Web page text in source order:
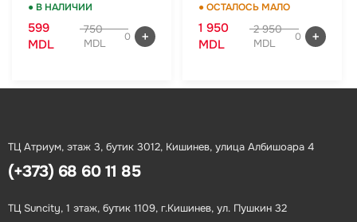
● В НАЛИЧИИ
599
MDL
750
MDL
0
● ОСТАЛОСЬ МАЛО
1 950
MDL
2 950
MDL
0
ТЦ Атриум, этаж 3, бутик 3012, Кишинев, улица Албишоара 4
(+373) 68 60 11 85
ТЦ Suncity, 1 этаж, бутик 1109, г.Кишинев, ул. Пушкин 32